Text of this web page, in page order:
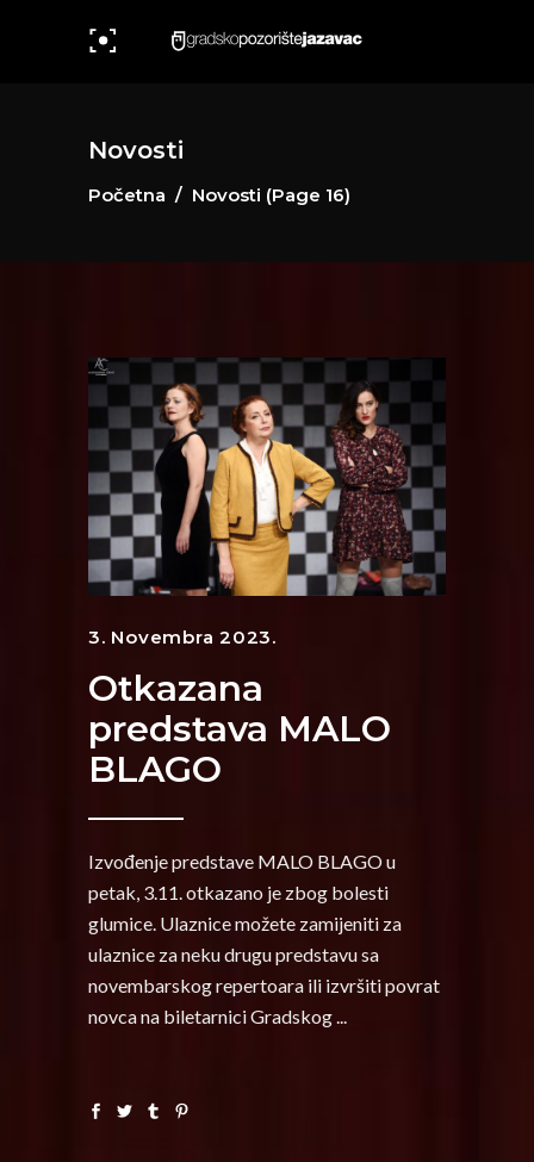
Novosti
Početna / Novosti (Page 16)
3. Novembra 2023.
Otkazana
predstava MALO
BLAGO
Izvođenje predstave MALO BLAGO u
petak, 3.11. otkazano je zbog bolesti
glumice. Ulaznice možete zamijeniti za
ulaznice za neku drugu predstavu sa
novembarskog repertoara ili izvršiti povrat
novca na biletarnici Gradskog